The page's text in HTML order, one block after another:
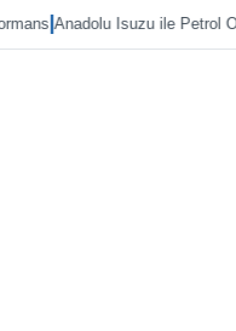
Isuzu ile Petrol Ofisi’nden